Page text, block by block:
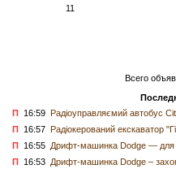
11
Всего
П 16:59 Радіоуправляємий автобус
П 16:57 Радіокерований екскаватор
П 16:55 Дрифт-машинка Dodge — для
П 16:53 Дрифт-машинка Dodge –